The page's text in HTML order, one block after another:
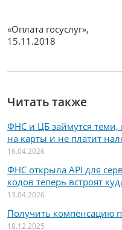
«Оплата госуслуг»,
15.11.2018
Читать также
ФНС и ЦБ займутся теми,
на карты и не платит
16.04.2026
ФНС открыла API для
кодов теперь встроят
13.04.2026
Получить компенсацию
18.12.2025